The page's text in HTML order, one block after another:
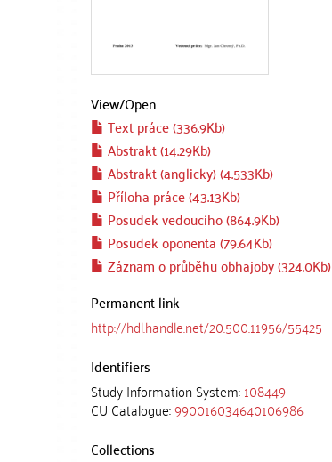
View/Open
Text práce (336.9Kb)
Abstrakt (14.29Kb)
Abstrakt (anglicky) (4.533Kb)
Příloha práce (43.13Kb)
Posudek vedoucího (864.9Kb)
Posudek oponenta (79.64Kb)
Záznam o průběhu obhajoby (324.0Kb)
Permanent link
http://hdl.handle.net/20.500.11956/55425
Identifiers
Study Information System:108449
CU Catalogue:990016034640106986
Collections